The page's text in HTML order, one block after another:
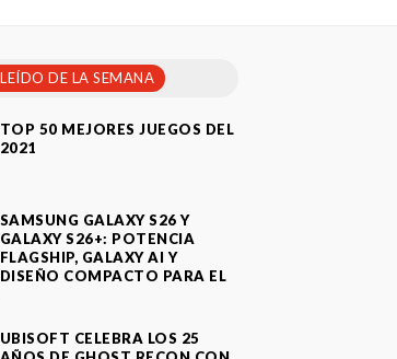
DE LA SEMANA
TOP 50 MEJORES JUEGOS DEL
2021
SAMSUNG GALAXY S26 Y
GALAXY S26+: POTENCIA
FLAGSHIP, GALAXY AI Y
DISEÑO COMPACTO PARA EL
UBISOFT CELEBRA LOS 25